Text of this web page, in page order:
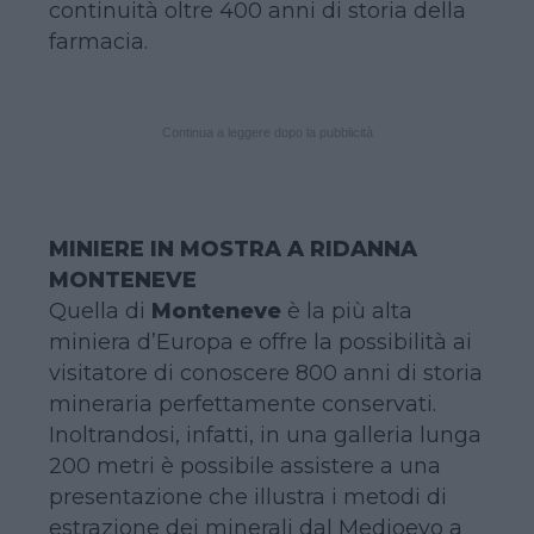
continuità oltre 400 anni di storia della
farmacia.
MINIERE IN MOSTRA A RIDANNA
MONTENEVE
Quella di Monteneve è la più alta
miniera d’Europa e offre la possibilità ai
visitatore di conoscere 800 anni di storia
mineraria perfettamente conservati.
Inoltrandosi, infatti, in una galleria lunga
200 metri è possibile assistere a una
presentazione che illustra i metodi di
estrazione dei minerali dal Medioevo a